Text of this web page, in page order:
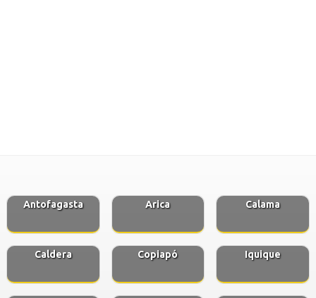
Antofagasta Arica Calama
Caldera Copiapó Iquique